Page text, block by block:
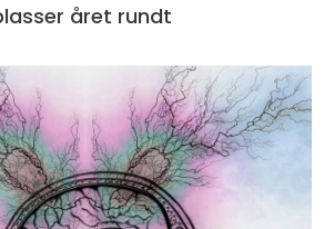
året rundt